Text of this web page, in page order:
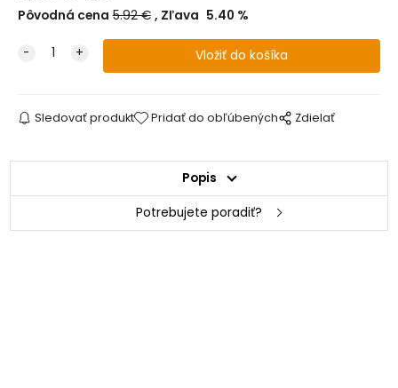
Pôvodná cena 5.92€ Zľava 5.40 %
Sledovať produkt Pridať do obľúbených Zdielať
Popis
Potrebujete poradiť?